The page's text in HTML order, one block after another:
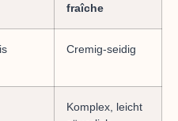
fraîche
Cremig-seidig
Komplex, leicht